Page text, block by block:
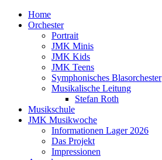
Home
Orchester
Portrait
JMK Minis
JMK Kids
JMK Teens
Symphonisches Blasorchester
Musikalische Leitung
Stefan Roth
Musikschule
JMK Musikwoche
Informationen Lager 2026
Das Projekt
Impressionen